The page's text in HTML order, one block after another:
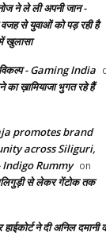
ने ले ली अपनी जान -
से युवाओं को पड़ रही है
खुलासा
- Gaming India
ख़ामियाजा भुगत रहे हैं
promotes brand
across Siliguri,
Rummy on
से लेकर गेंटोक तक
ने दी अनिल दमानी